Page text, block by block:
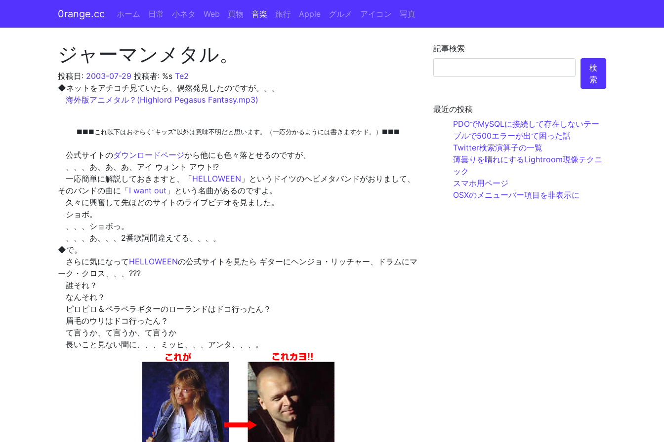
メインナビゲーション
0range.cc ホーム 日常 小ネタ Web 買物 音楽 旅行 Apple グルメ アイコン 写真
ジャーマンメタル。
投稿日: 2003-07-29 投稿者: %s Te2
◆ネットをアチコチ見ていたら、偶然発見したのですが。。。
海外版アニメタル？(Highlord Pegasus Fantasy.mp3)
■■■これ以下はおそらく“キッズ”以外は意味不明だと思います。（一応分かるようには書きますケド。）■■■
公式サイトのダウンロードページから他にも色々落とせるのですが、
、、、あ、あ、あ、アイ ウォント アウト!?
一応簡単に解説しておきますと、「HELLOWEEN 」というドイツのヘビメタバンドがおりまして、
そのバンドの曲に「I want out 」という名曲があるのですよ。
久々に興奮して先ほどのサイトのライブビデオを見ました。
ショボ。
、、、ショボっ。
、、、あ、、、2番歌詞間違えてる、、、。
◆で。
さらに気になってHELLOWEENの公式サイトを見たら ギターにヘンジョ・リッチャー、ドラムにマ
ーク・クロス、、、???
誰それ？
なんそれ？
ピロピロ＆ペラペラギターのローランドはドコ行ったん？
眉毛のウリはドコ行ったん？
て言うか、て言うか、て言うか
長いこと見ない間に、、、ミッヒ、、、アンタ、、、。
記事検索
検
索
最近の投稿
PDOでMySQLに接続して存在しないテー
ブルで500エラーが出て困った話
Twitter検索演算子の一覧
薄曇りを晴れにするLightroom現像テクニ
ック
スマホ用ページ
OSXのメニューバー項目を非表示に